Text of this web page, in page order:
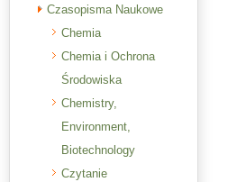
Czasopisma Naukowe
Chemia
Chemia i Ochrona
Środowiska
Chemistry,
Environment,
Biotechnology
Czytanie